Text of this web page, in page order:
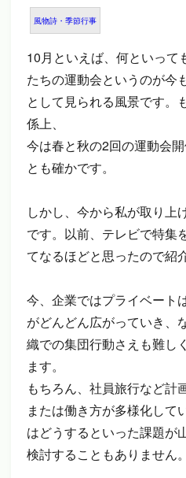
風物詩・季節行事
10月といえば、何といって
たちの運動会というのが今
として見られる風景です。
係上、
今は春と秋の2回の運動会
とも確かです。
しかし、今から私が取り上
です。以前、テレビで特集
てなるほどと思ったので紹
今、企業ではプライベート
がどんどん広がっていき、
織での集団行動さえも難し
ます。
もちろん、社員旅行など計
または働き方が多様化して
はどうするといった課題が
検討することもありません。